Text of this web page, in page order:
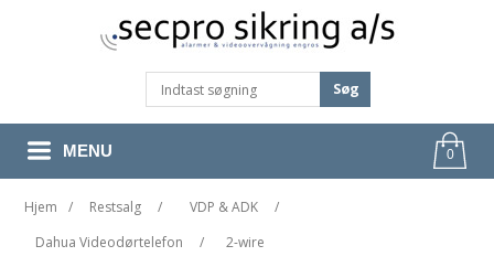
Søg
0
MENU
Hjem / Restsalg / VDP & ADK
/
Dahua Videodørtelefon
/ 2-wire